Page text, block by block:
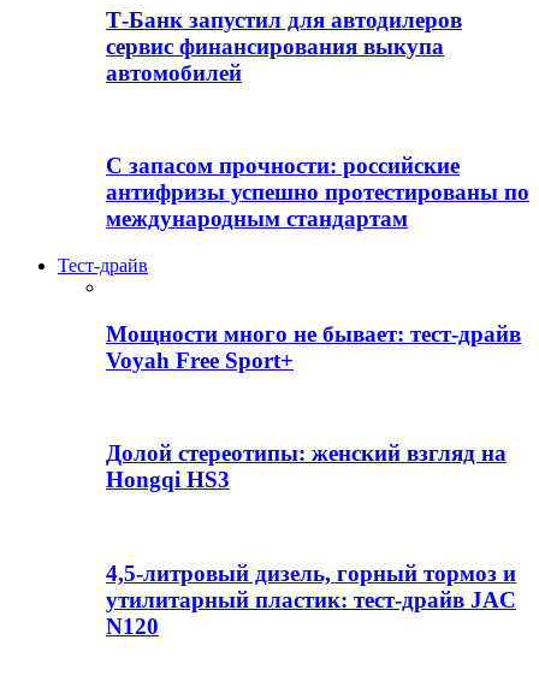
Т-Банк запустил для автодилеров
сервис финансирования выкупа
автомобилей
С запасом прочности: российские
антифризы успешно протестированы по
международным стандартам
Тест-драйв
Мощности много не бывает: тест-драйв
Voyah Free Sport+
Долой стереотипы: женский взгляд на
Hongqi HS3
4,5-литровый дизель, горный тормоз и
утилитарный пластик: тест-драйв JAC
N120